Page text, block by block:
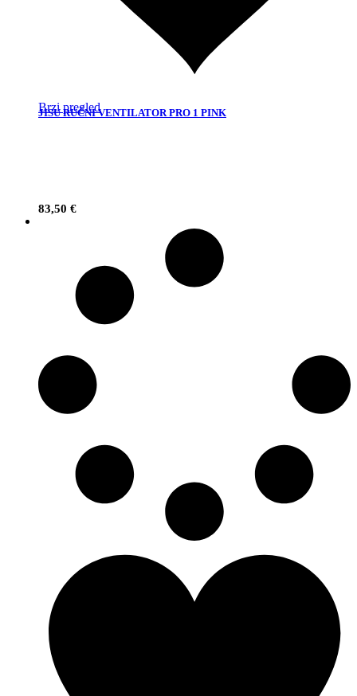
Brzi pregled
JISU RUČNI VENTILATOR PRO 1 PINK
83,50 €